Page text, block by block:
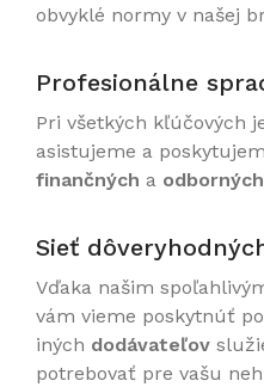
obvyklé normy v našej
Profesionálne
Pri všetkých kľúčových
asistujeme a
finančných a odborných
Sieť
Vďaka našim
vám vieme poskytnúť
iných dodávateľov
potrebovať pre vašu